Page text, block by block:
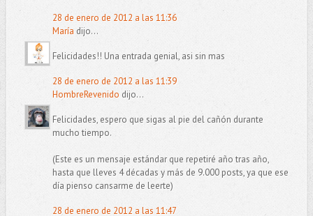
28 de enero de 2012 a las 11:36
María dijo...
Felicidades!! Una entrada genial, asi sin mas
28 de enero de 2012 a las 11:39
HombreRevenido dijo...
Felicidades, espero que sigas al pie del cañón durante
mucho tiempo.
(Este es un mensaje estándar que repetiré año tras año,
hasta que lleves 4 décadas y más de 9.000 posts, ya que ese
día pienso cansarme de leerte)
28 de enero de 2012 a las 11:47